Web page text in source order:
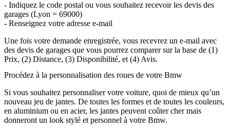
- Indiquez le code postal ou vous souhaitez recevoir les devis des
garages (Lyon = 69000)
- Renseignez votre adresse e-mail
Une fois votre demande enregistrée, vous recevrez un e-mail avec
des devis de garages que vous pourrez comparer sur la base de (1)
Prix, (2) Distance, (3) Disponibilité, et (4) Avis.
Procédez à la personnalisation des roues de votre Bmw
Si vous souhaitez personnaliser votre voiture, quoi de mieux qu’un
nouveau jeu de jantes. De toutes les formes et de toutes les couleurs,
en aluminium ou en acier, les jantes peuvent coûter cher mais
donneront un look stylé et personnel à votre Bmw.